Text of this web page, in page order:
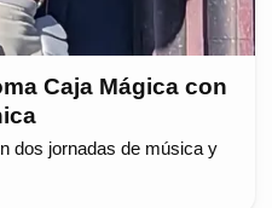
Caja Mágica con
dos jornadas de música y